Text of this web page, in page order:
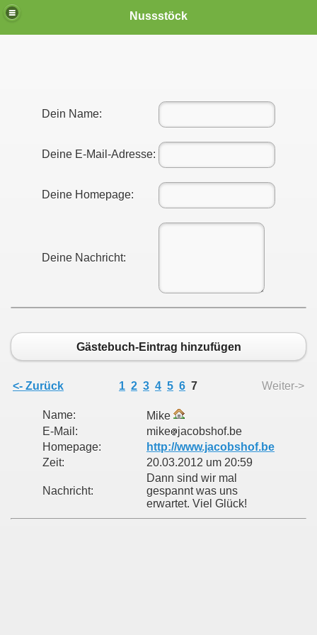
Nussstöck
Dein Name:
Deine E-Mail-Adresse:
Deine Homepage:
Deine Nachricht:
Gästebuch-Eintrag hinzufügen
<- Zurück 1 2 3 4 5 6 7 Weiter->
Name:
Mike
E-Mail:
mike
jacobshof.be
Homepage:
http://www.jacobshof.be
Zeit:
20.03.2012 um 20:59
Nachricht:
Dann sind wir mal
gespannt was uns
erwartet. Viel Glück!